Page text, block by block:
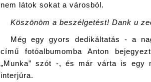
nem látok sokat a városból.
Köszönöm a beszélgetést! Dank u
Még egy gyors dedikáltatás - a
című fotóalbumomba Anton
„Munka” szót -, és már várta is egy
interjúra.